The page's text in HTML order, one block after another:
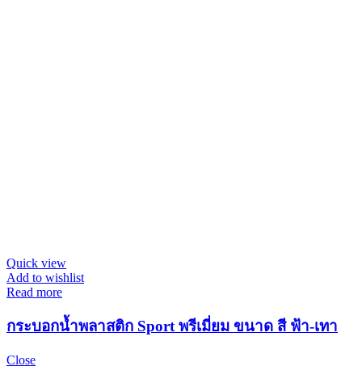
Quick view
Add to wishlist
Read more
กระบอกน้ำพลาสติก Sport พรีเมี่ยม ขนาด สี ฟ้า-เทา
Close